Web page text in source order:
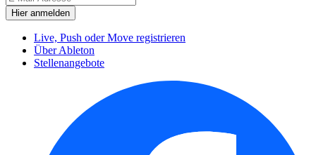
Live, Push oder Move registrieren
Über Ableton
Stellenangebote